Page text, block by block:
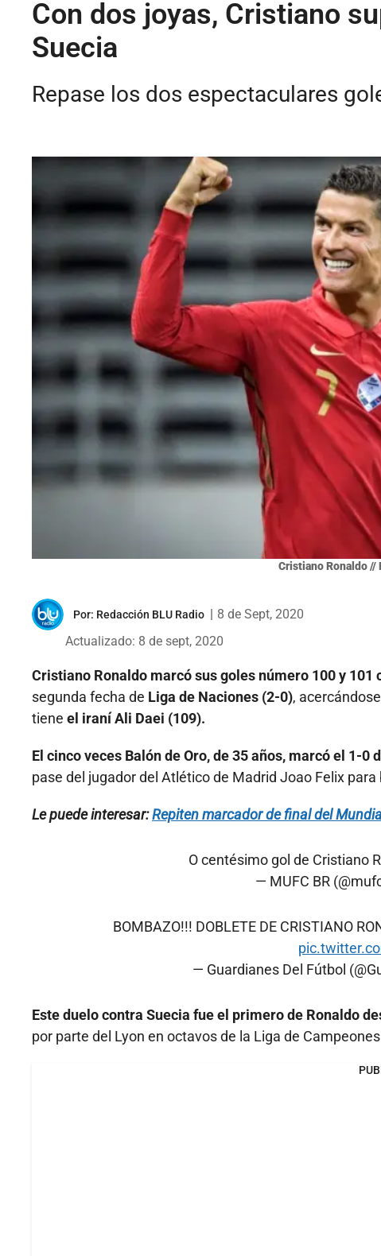
Con dos joyas, Cristiano
Suecia
Repase los dos espectaculares
Cristiano Ronaldo //
Por: Redacción BLU Radio
8 de Sept, 2020
Actualizado: 8 de sept, 2020
Cristiano Ronaldo marcó sus goles número 100 y 101
segunda fecha de Liga de Naciones (2-0),
tiene el iraní Ali Daei (109).
El cinco veces Balón de Oro, de 35 años, marcó el 1-
pase del jugador del Atlético de Madrid Joao Felix
Le puede interesar:Repiten marcador de final del
O centésimo gol de Cristiano
— MUFC BR
BOMBAZO!!! DOBLETE DE CRISTIANO
— Guardianes Del Fútbol
Este duelo contra Suecia fue el primero de Ronaldo
por parte del Lyon en octavos de la Liga de